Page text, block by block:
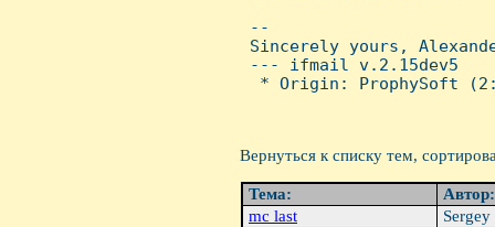
--
Sincerely yours,
--- ifmail v.2.15dev5
* Origin: ProphySoft
Вернуться к списку тем,
Тема:
mc last